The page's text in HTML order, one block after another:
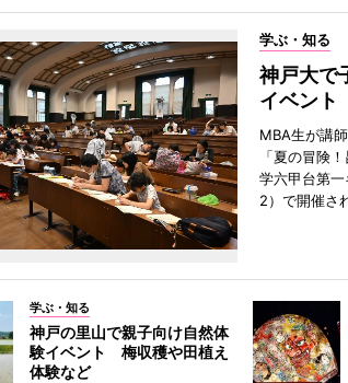
学ぶ・知る
神戸大で
イベン
MBA生が講
「夏の冒険
学六甲台第
2）で開催さ
学ぶ・知る
神戸の里山で親子向け自然体
験イベント 梅収穫や田植え
体験など